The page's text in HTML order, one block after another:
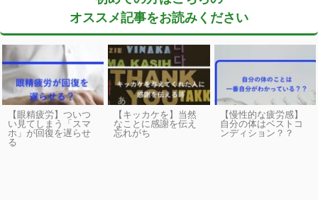
オススメ記事をお読みください
【眼精疲労】ついつ
い見てしまう「スマ
ホ」が回復を遅らせ
る
【キッカケを】当然
なことに感謝を伝え
忘れがち
【慢性的な疲労感】
自分の体はベストコ
ンディション？？